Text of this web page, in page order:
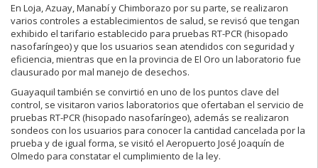
En Loja, Azuay, Manabí y Chimborazo por su parte, se realizaron
varios controles a establecimientos de salud, se revisó que tengan
exhibido el tarifario establecido para pruebas RT-PCR (hisopado
nasofaríngeo) y que los usuarios sean atendidos con seguridad y
eficiencia, mientras que en la provincia de El Oro un laboratorio fue
clausurado por mal manejo de desechos.
Guayaquil también se convirtió en uno de los puntos clave del
control, se visitaron varios laboratorios que ofertaban el servicio de
pruebas RT-PCR (hisopado nasofaríngeo), además se realizaron
sondeos con los usuarios para conocer la cantidad cancelada por la
prueba y de igual forma, se visitó el Aeropuerto José Joaquín de
Olmedo para constatar el cumplimiento de la ley.